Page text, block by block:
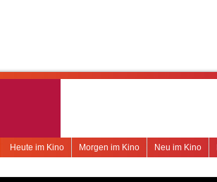
Neu im Kino
Morgen im Kino
Heute im Kino